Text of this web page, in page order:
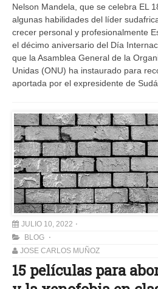
Nelson Mandela, que se celebra EL
algunas habilidades del líder
crecer personal y profesionalmente
el décimo aniversario del Día
que la Asamblea General de la
Unidas (ONU) ha instaurado para
aportada por el expresidente de
JULIO 10, 2022
BLOG
JOSE CARLOS MUÑOZ
15 películas para